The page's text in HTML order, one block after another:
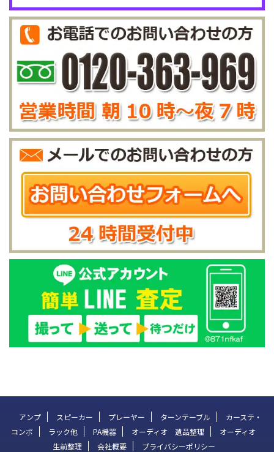
アンプ スピーカー プレーヤー ターンテーブル
カーステ・
コンポ
ラック他 PA機器 オーディオ 遺品整理
オーディオ
生前整理
会社概要 プライバシーポリシー